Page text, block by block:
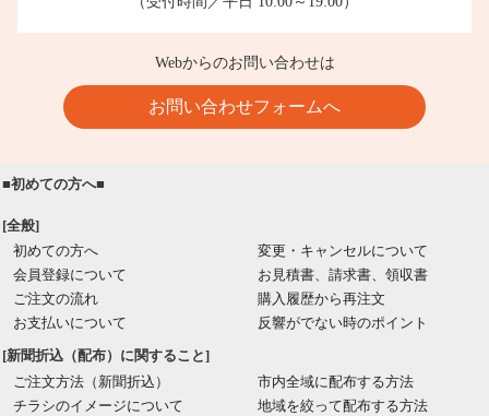
Webからのお問い合わせは
お問い合わせフォームへ
■初めての方へ■
[全般]
初めての方へ
会員登録について
ご注文の流れ
お支払いについて
変更・キャンセルについて
お見積書、請求書、領収書
購入履歴から再注文
反響がでない時のポイント
[新聞折込（配布）に関すること]
ご注文方法（新聞折込）
チラシのイメージについて
市内全域に配布する方法
地域を絞って配布する方法